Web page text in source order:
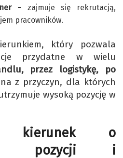
– zajmuje się rekrutacją,
pracowników.
który pozwala
przydatne w wielu
przez logistykę, po
z przyczyn, dla których
wysoką pozycję w
kierunek o
pozycji i